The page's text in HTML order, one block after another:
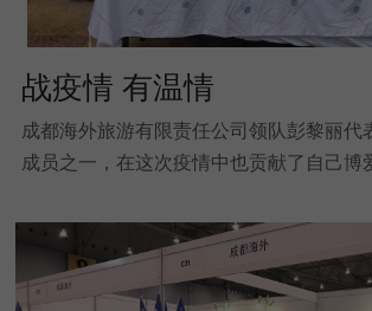
战疫情 有温情
成都海外旅游有限责任公司领队彭黎丽代
成员之一，在这次疫情中也贡献了自己博